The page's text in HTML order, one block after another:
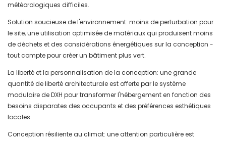
météorologiques difficiles.
Solution soucieuse de l'environnement: moins de perturbation pour
le site, une utilisation optimisée de matériaux qui produisent moins
de déchets et des considérations énergétiques sur la conception -
tout compte pour créer un bâtiment plus vert.
La liberté et la personnalisation de la conception: une grande
quantité de liberté architecturale est offerte par le système
modulaire de DXH pour transformer l'hébergement en fonction des
besoins disparates des occupants et des préférences esthétiques
locales.
Conception résiliente au climat: une attention particulière est